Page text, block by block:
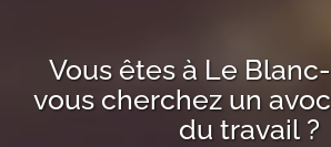
Vous êtes à Le
vous cherchez un
du travail ?